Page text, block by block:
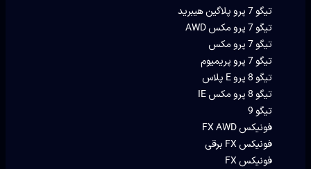
تیگو 7 پرو پلاگین هیبرید
تیگو 7 پرو مکس AWD
تیگو 7 پرو مکس
تیگو 7 پرو پریمیوم
تیگو 8 پرو E پلاس
تیگو 8 پرو مکس IE
تیگو 9
فونیکس FX AWD
فونیکس FX برقی
فونیکس FX